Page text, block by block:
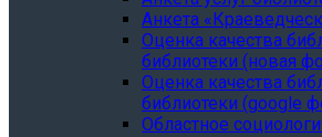
Анкета
Oценка качества
библиотеки (новая
Oценка качества
библиотеки (google
Областное